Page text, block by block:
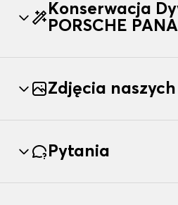
Konserwacja
PORSCHE
Zdjęcia
Pytania